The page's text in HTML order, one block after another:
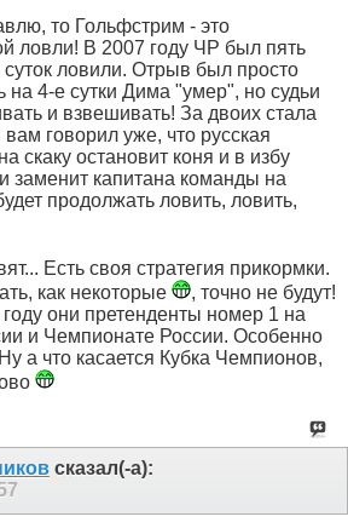
то Гольфстрим - это
ловли! В 2007 году ЧР был пять
суток ловили. Отрыв был просто
4-е сутки Дима "умер", но судьи
и взвешивать! За двоих стала
говорил уже, что русская
скаку остановит коня и в избу
заменит капитана команды на
продолжать ловить, ловить,
Есть своя стратегия прикормки.
как некоторые
, точно не будут!
они претенденты номер 1 на
и Чемпионате России. Особенно
а что касается Кубка Чемпионов,
сказал(-а):